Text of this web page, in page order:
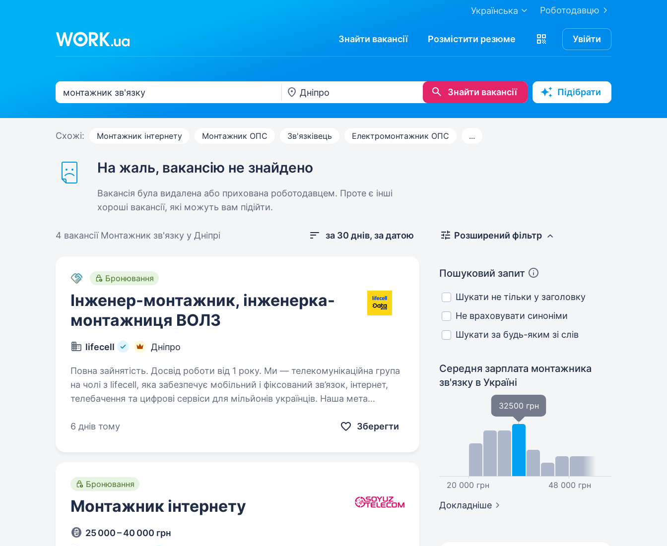
Роботодавцю
Українська
Знайти вакансії Розмістити резюме Увійти
Знайти вакансії Підібрати
Схожі: Монтажник інтернету Монтажник ОПС Зв'язківець Електромонтажник ОПС ...
На жаль, вакансію не знайдено
Вакансія була видалена або прихована роботодавцем. Проте є інші
хороші вакансії, які можуть вам підійти.
4 вакансії Монтажник зв'язку у Дніпрі за 30 днів, за датою
Бронювання
Інженер-монтажник, інженерка-
монтажниця ВОЛЗ
lifecell Дніпро
Повна зайнятість. Досвід роботи від 1 року. Ми — телекомунікаційна група
на чолі з lifecell, яка забезпечує мобільний і фіксований зв’язок, інтернет,
телебачення та цифрові сервіси для мільйонів українців. Наша мета
6 днів тому
Зберегти
Бронювання
Монтажник інтернету
25 000 – 40 000 грн
Розширений фільтр
Пошуковий запит
Шукати не тільки у заголовку
Не враховувати синоніми
Шукати за будь-яким зі слів
Середня зарплата монтажника
зв'язку в Україні
20 000 грн
32500 грн
48 000 грн
Докладніше